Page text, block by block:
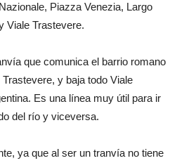
Piazza Venezia, Largo
Viale Trastevere.
que comunica el barrio romano
y baja todo Viale
Es una línea muy útil para ir
del río y viceversa.
ya que al ser un tranvía no tiene